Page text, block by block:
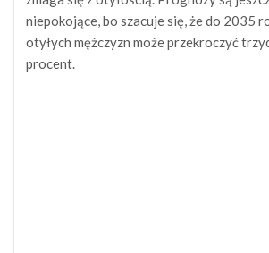
niepokojące, bo szacuje się, że do 2035
otyłych mężczyzn może przekroczyć
procent.